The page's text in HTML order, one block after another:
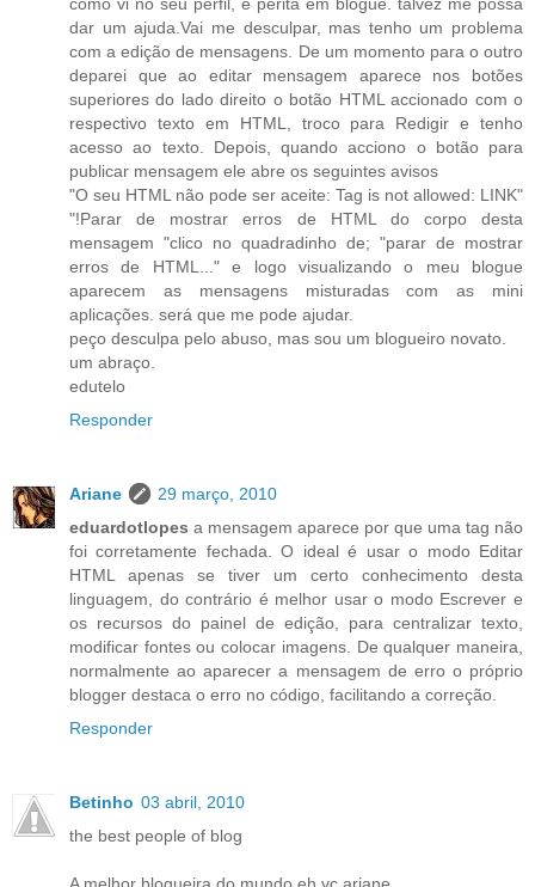
dar um ajuda.Vai me desculpar, mas tenho um problema
com a edição de mensagens. De um momento para o outro
deparei que ao editar mensagem aparece nos botões
superiores do lado direito o botão HTML accionado com o
respectivo texto em HTML, troco para Redigir e tenho
acesso ao texto. Depois, quando acciono o botão para
publicar mensagem ele abre os seguintes avisos
"O seu HTML não pode ser aceite: Tag is not allowed: LINK"
"!Parar de mostrar erros de HTML do corpo desta
mensagem "clico no quadradinho de; "parar de mostrar
erros de HTML..." e logo visualizando o meu blogue
aparecem as mensagens misturadas com as mini
aplicações. será que me pode ajudar.
peço desculpa pelo abuso, mas sou um blogueiro novato.
um abraço.
edutelo
Responder
Ariane
29 março, 2010
eduardotlopes a mensagem aparece por que uma tag não
foi corretamente fechada. O ideal é usar o modo Editar
HTML apenas se tiver um certo conhecimento desta
linguagem, do contrário é melhor usar o modo Escrever e
os recursos do painel de edição, para centralizar texto,
modificar fontes ou colocar imagens. De qualquer maneira,
normalmente ao aparecer a mensagem de erro o próprio
blogger destaca o erro no código, facilitando a correção.
Responder
Betinho 03 abril, 2010
the best people of blog
A melhor blogueira do mundo eh vc ariane